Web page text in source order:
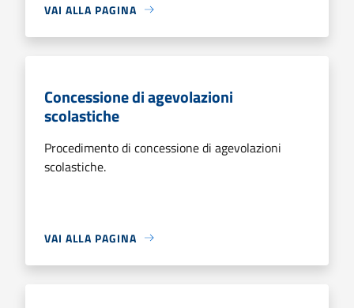
VAI ALLA PAGINA
Concessione di agevolazioni
scolastiche
Procedimento di concessione di agevolazioni
scolastiche.
VAI ALLA PAGINA